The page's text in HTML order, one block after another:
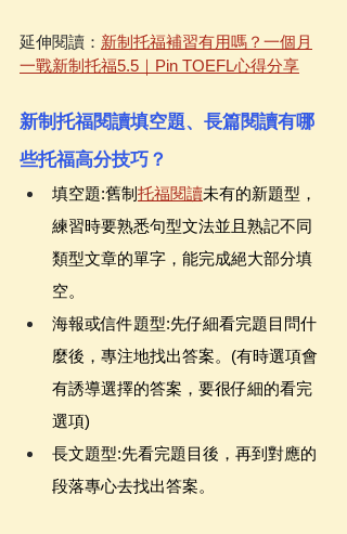
延伸閱讀： 新制托福補習有用嗎？一個月
一戰新制托福5.5｜Pin TOEFL心得分享
新制托福閱讀填空題、長篇閱讀有哪
些托福高分技巧？
填空題:舊制 托福閱讀未有的新題型，
練習時要熟悉句型文法並且熟記不同
類型文章的單字，能完成絕大部分填
空。
海報或信件題型:先仔細看完題目問什
麼後，專注地找出答案。(有時選項會
有誘導選擇的答案，要很仔細的看完
選項)
長文題型:先看完題目後，再到對應的
段落專心去找出答案。